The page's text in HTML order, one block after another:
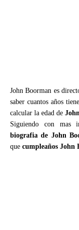
John Boorman es
saber cuantos años
calcular la edad de
Siguiendo con mas
biografia de John
que cumpleaños John